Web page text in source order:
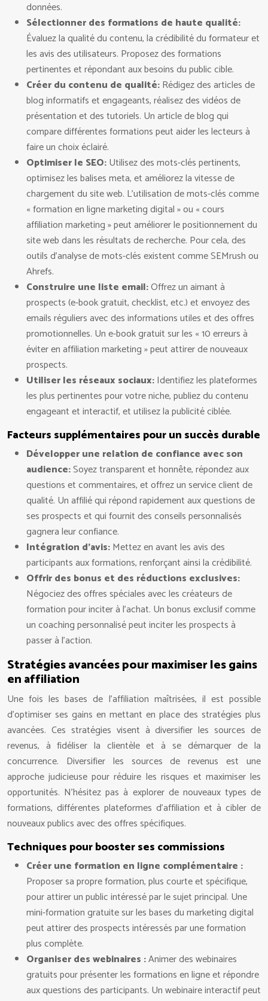
données.
Sélectionner des formations de haute qualité:
Évaluez la qualité du contenu, la crédibilité du formateur et
les avis des utilisateurs. Proposez des formations
pertinentes et répondant aux besoins du public cible.
Créer du contenu de qualité:Rédigez des articles de
blog informatifs et engageants, réalisez des vidéos de
présentation et des tutoriels. Un article de blog qui
compare différentes formations peut aider les lecteurs à
faire un choix éclairé.
Optimiser le SEO:Utilisez des mots-clés pertinents,
optimisez les balises meta, et améliorez la vitesse de
chargement du site web. L’utilisation de mots-clés comme
« formation en ligne marketing digital » ou « cours
affiliation marketing » peut améliorer le positionnement du
site web dans les résultats de recherche. Pour cela, des
outils d’analyse de mots-clés existent comme SEMrush ou
Ahrefs.
Construire une liste email:Offrez un aimant à
prospects (e-book gratuit, checklist, etc.) et envoyez des
emails réguliers avec des informations utiles et des offres
promotionnelles. Un e-book gratuit sur les « 10 erreurs à
éviter en affiliation marketing » peut attirer de nouveaux
prospects.
Utiliser les réseaux sociaux:Identifiez les plateformes
les plus pertinentes pour votre niche, publiez du contenu
engageant et interactif, et utilisez la publicité ciblée.
Facteurs supplémentaires pour un succès durable
Développer une relation de confiance avec son
audience:Soyez transparent et honnête, répondez aux
questions et commentaires, et offrez un service client de
qualité. Un affilié qui répond rapidement aux questions de
ses prospects et qui fournit des conseils personnalisés
gagnera leur confiance.
Intégration d’avis:Mettez en avant les avis des
participants aux formations, renforçant ainsi la crédibilité.
Offrir des bonus et des réductions exclusives:
Négociez des offres spéciales avec les créateurs de
formation pour inciter à l’achat. Un bonus exclusif comme
un coaching personnalisé peut inciter les prospects à
passer à l’action.
Stratégies avancées pour maximiser les gains
en affiliation
Une fois les bases de l’affiliation maîtrisées, il est possible
d’optimiser ses gains en mettant en place des stratégies plus
avancées. Ces stratégies visent à diversifier les sources de
revenus, à fidéliser la clientèle et à se démarquer de la
concurrence. Diversifier les sources de revenus est une
approche judicieuse pour réduire les risques et maximiser les
opportunités. N’hésitez pas à explorer de nouveaux types de
formations, différentes plateformes d’affiliation et à cibler de
nouveaux publics avec des offres spécifiques.
Techniques pour booster ses commissions
Créer une formation en ligne complémentaire :
Proposer sa propre formation, plus courte et spécifique,
pour attirer un public intéressé par le sujet principal. Une
mini-formation gratuite sur les bases du marketing digital
peut attirer des prospects intéressés par une formation
plus complète.
Organiser des webinaires :Animer des webinaires
gratuits pour présenter les formations en ligne et répondre
aux questions des participants. Un webinaire interactif peut